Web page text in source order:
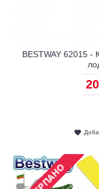
BESTWAY 62015 -